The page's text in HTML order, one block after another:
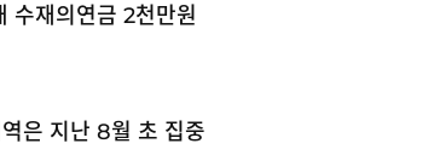
수재의연금 2천만원
은 지난 8월 초 집중